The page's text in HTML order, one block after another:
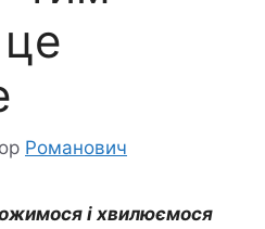
Романович
і хвилюємося